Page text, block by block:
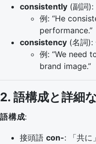
consistently (副詞):
例: “He
performance.”
consistency (名詞):
例: “We need
brand image.”
2. 語構成と詳細
語構成:
接頭語 con-: 「共に